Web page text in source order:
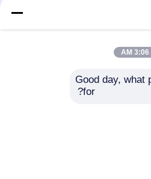
3:06 AM
Good day, what
for?